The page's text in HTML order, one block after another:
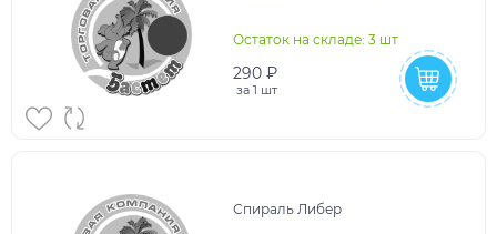
Остаток на складе: 3 шт
290 ₽
за 1 шт
Спираль Либер